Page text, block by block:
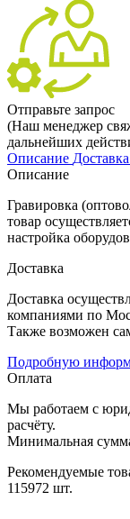
Отправьте запрос
(Наш менеджер
дальнейших
Описание Доставка
Описание
Гравировка
товар
настройка
Доставка
Доставка
компаниями по
Также возможен
Подробную
Оплата
Мы работаем с
расчёту.
Минимальная
Рекомендуемые
115972 шт.